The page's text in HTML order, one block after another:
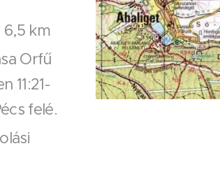
6,5 km
Orfű
11:21-
felé.